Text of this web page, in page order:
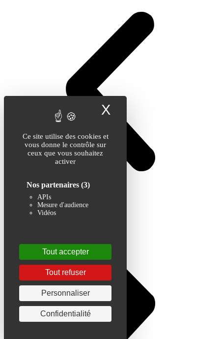
Ce site utilise des cookies et
vous donne le contrôle sur
ceux que vous souhaitez
activer
Nos partenaires (3)
APIs
Mesure d'audience
Vidéos
Tout accepter
Tout refuser
Personnaliser
Confidentialité
X